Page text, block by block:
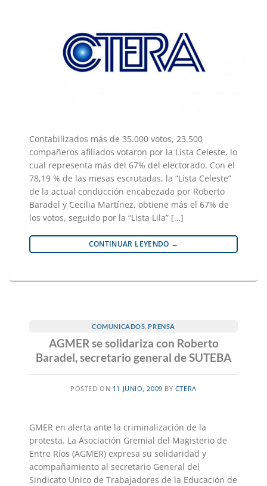
Contabilizados más de 35.000 votos, 23.500
compañeros afiliados votaron por la Lista Celeste, lo
cual representa más del 67% del electorado. Con el
78,19 % de las mesas escrutadas, la “Lista Celeste”
de la actual conducción encabezada por Roberto
Baradel y Cecilia Martínez, obtiene más el 67% de
los votos, seguido por la “Lista Lila” […]
CONTINUAR LEYENDO →
COMUNICADOS ,PRENSA
AGMER se solidariza con Roberto
Baradel, secretario general de SUTEBA
POSTED ON 11 JUNIO, 2009 BY CTERA
GMER en alerta ante la criminalización de la
protesta. La Asociación Gremial del Magisterio de
Entre Ríos (AGMER) expresa su solidaridad y
acompañamiento al secretario General del
Sindicato Unico de Trabajadores de la Educación de